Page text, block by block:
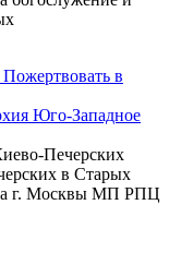
Пожертвовать в
Юго-Западное
Печерских
в Старых
г. Москвы МП РПЦ